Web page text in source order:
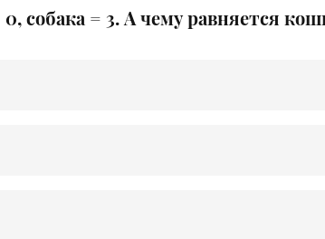
собака = 3. А чему равняется